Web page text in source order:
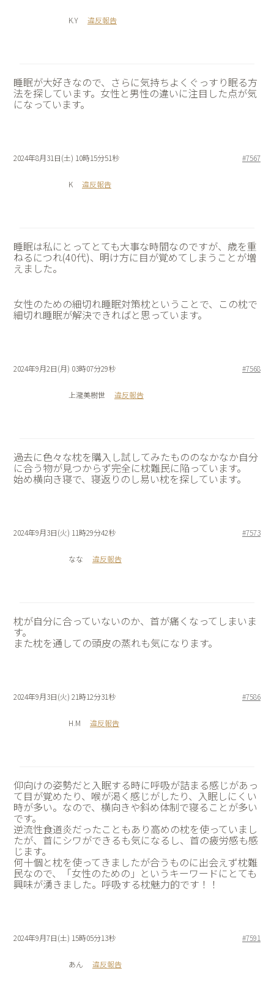
K.Y 違反報告
睡眠が大好きなので、さらに気持ちよくぐっすり眠る方
法を探しています。女性と男性の違いに注目した点が気
になっています。
2024年8月31日(土) 10時15分51秒 #7567
K 違反報告
睡眠は私にとってとても大事な時間なのですが、歳を重
ねるにつれ(40代)、明け方に目が覚めてしまうことが増
えました。
女性のための細切れ睡眠対策枕ということで、この枕で
細切れ睡眠が解決できればと思っています。
2024年9月2日(月) 03時07分29秒 #7568
上瀧美樹世 違反報告
過去に色々な枕を購入し試してみたもののなかなか自分
に合う物が見つからず完全に枕難民に陥っています。
始め横向き寝で、寝返りのし易い枕を探しています。
2024年9月3日(火) 11時29分42秒 #7573
なな 違反報告
枕が自分に合っていないのか、首が痛くなってしまいま
す。
また枕を通しての頭皮の蒸れも気になります。
2024年9月3日(火) 21時12分31秒 #7586
H.M 違反報告
仰向けの姿勢だと入眠する時に呼吸が詰まる感じがあっ
て目が覚めたり、喉が渇く感じがしたり、入眠しにくい
時が多い。なので、横向きや斜め体制で寝ることが多い
です。
逆流性食道炎だったこともあり高めの枕を使っていまし
たが、首にシワができるも気になるし、首の疲労感も感
じます。
何十個と枕を使ってきましたが合うものに出会えず枕難
民なので、「女性のための」というキーワードにとても
興味が湧きました。呼吸する枕魅力的です！！
2024年9月7日(土) 15時05分13秒 #7591
あん 違反報告